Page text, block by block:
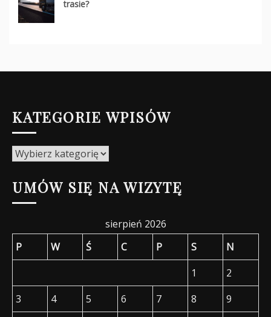
trasie?
KATEGORIE WPISÓW
Kategorie
UMÓW SIĘ NA WIZYTĘ
sierpień 2026
P
W Ś C P S
N
1
2
3
4 5 6 7 8 9